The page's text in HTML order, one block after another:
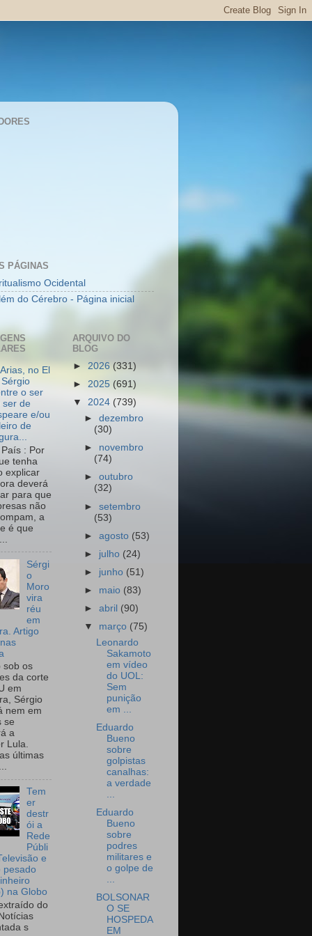
PÁGINAS
Ocidental
do Cérebro - Página inicial
no El
o ser
ser de
e/ou
de
: Por
tenha
explicar
deverá
para que
não
a
é que
Sérgi
o
Moro
vira
réu
em
Artigo
sob os
da corte
em
Sérgio
nem em
se
a
Lula.
últimas
Tem
er
destr
ói a
Rede
Públi
e
pesado
na Globo
do
s
ARQUIVO DO
BLOG
► 2026 (331)
► 2025 (691)
▼ 2024 (739)
►dezembro
(30)
► novembro
(74)
►outubro
(32)
►setembro
(53)
►agosto (53)
► julho (24)
► junho (51)
► maio (83)
►abril (90)
▼ março (75)
Leonardo
Sakamoto
em vídeo
do UOL:
Sem
punição
em ...
Eduardo
Bueno
sobre
golpistas
canalhas:
a verdade
...
Eduardo
Bueno
sobre
podres
militares e
o golpe de
...
BOLSONAR
O SE
HOSPEDA
EM